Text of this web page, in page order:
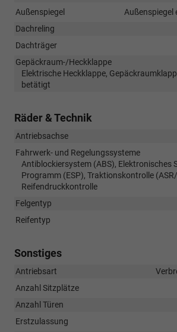
Außenspiegel
Außenspiegel
Dachreling
Dachträger
Gepäckraum-/Heckklappe
Elektrische Heckklappe,
betätigt
Räder & Technik
Antriebsachse
Fahrwerk- und Regelungssysteme
Antiblockiersystem (ABS), Elektronisches
Programm (ESP), Traktionskontrolle
Reifendruckkontrolle
Felgentyp
Reifentyp
Sonstiges
Antriebsart
Anzahl Sitzplätze
Anzahl Türen
Erstzulassung